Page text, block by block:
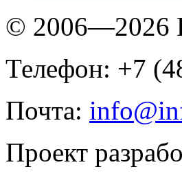
© 2006—2026
Телефон: +7
Почта:
Проект